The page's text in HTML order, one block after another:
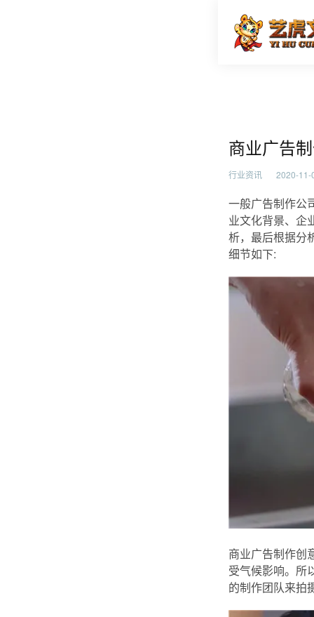
商业广
商业广告
行业资讯 2020-11-
一般广告制作公
业文化背景、企
析，最后根据分
细节如下:
商业广告制作创
受气候影响。所
的制作团队来拍